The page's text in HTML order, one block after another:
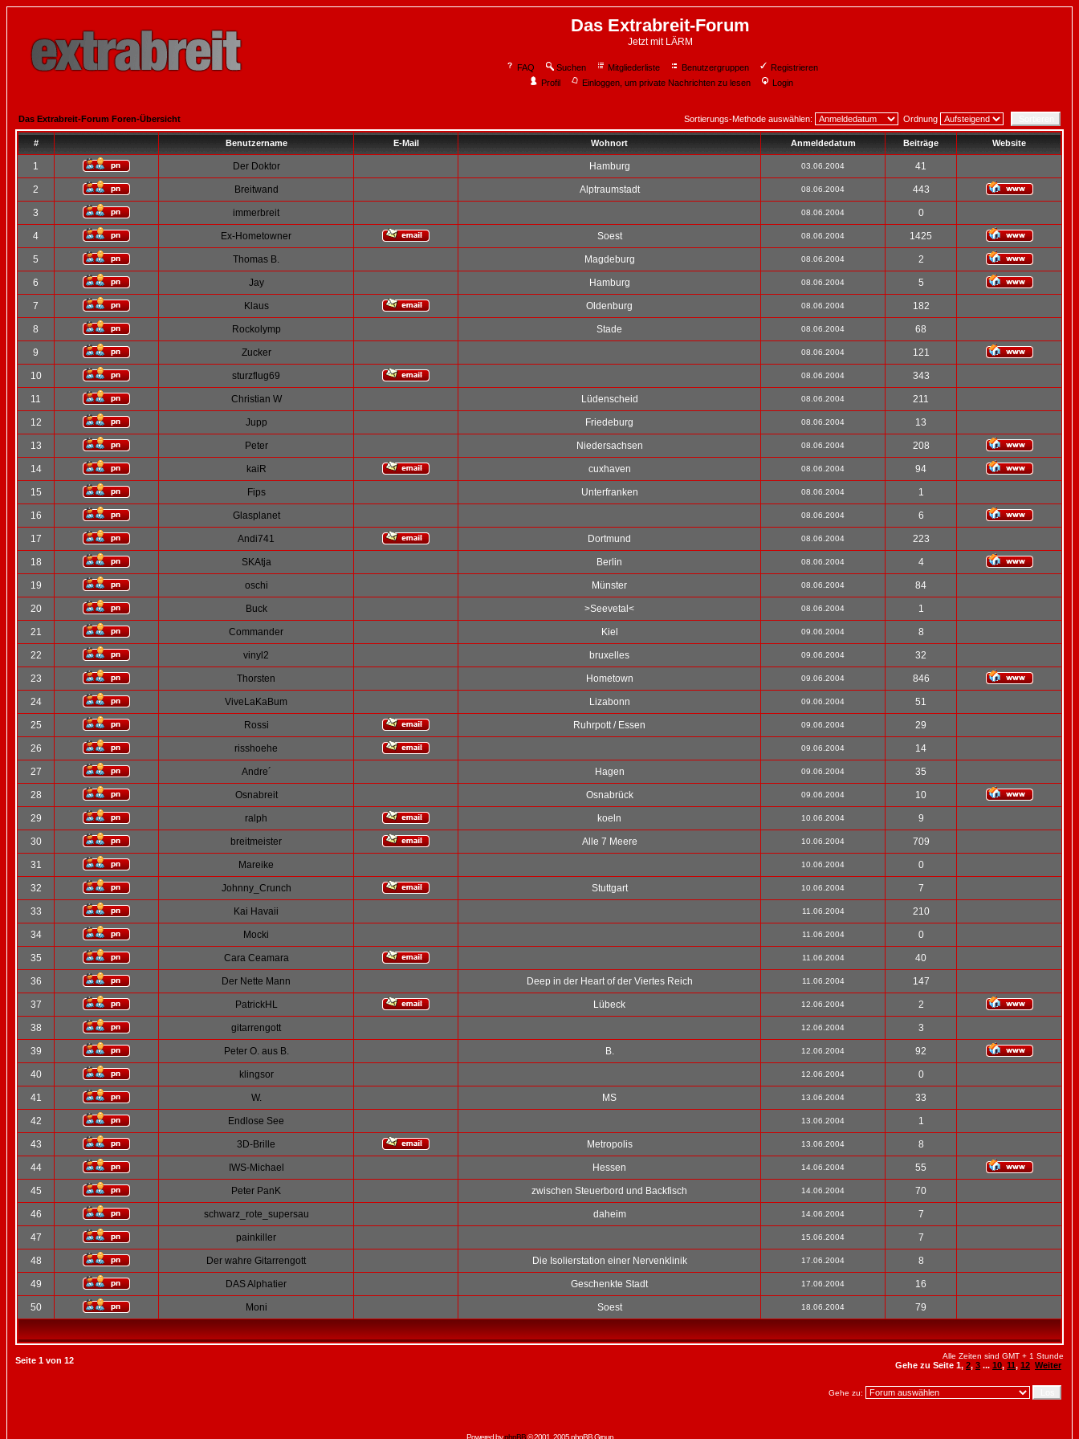
Das Extrabreit-Forum
Jetzt mit LÄRM
FAQ Suchen Mitgliederliste Benutzergruppen
Registrieren
Profil
Einloggen, um private Nachrichten zu lesen Login
Das Extrabreit-Forum Foren-Übersicht Sortierungs-Methode auswählen: Ordnung
# Benutzername E-Mail Wohnort Anmeldedatum Beiträge Website
1 Der Doktor Hamburg 03.06.2004 41
2 Breitwand Alptraumstadt 08.06.2004 443
3 immerbreit 08.06.2004 0
4 Ex-Hometowner Soest 08.06.2004 1425
5 Thomas B. Magdeburg 08.06.2004 2
6 Jay Hamburg 08.06.2004 5
7 Klaus Oldenburg 08.06.2004 182
8 Rockolymp Stade 08.06.2004 68
9 Zucker 08.06.2004 121
10 sturzflug69 08.06.2004 343
11 Christian W Lüdenscheid 08.06.2004 211
12 Jupp Friedeburg 08.06.2004 13
13 Peter Niedersachsen 08.06.2004 208
14 kaiR cuxhaven 08.06.2004 94
15 Fips Unterfranken 08.06.2004 1
16 Glasplanet 08.06.2004 6
17 Andi741 Dortmund 08.06.2004 223
18 SKAtja Berlin 08.06.2004 4
19 oschi Münster 08.06.2004 84
20 Buck >Seevetal< 08.06.2004 1
21 Commander Kiel 09.06.2004 8
22 vinyl2 bruxelles 09.06.2004 32
23 Thorsten Hometown 09.06.2004 846
24 ViveLaKaBum Lizabonn 09.06.2004 51
25 Rossi Ruhrpott / Essen 09.06.2004 29
26 risshoehe 09.06.2004 14
27 Andre´ Hagen 09.06.2004 35
28 Osnabreit Osnabrück 09.06.2004 10
29 ralph koeln 10.06.2004 9
30 breitmeister Alle 7 Meere 10.06.2004 709
31 Mareike 10.06.2004 0
32 Johnny_Crunch Stuttgart 10.06.2004 7
33 Kai Havaii 11.06.2004 210
34 Mocki 11.06.2004 0
35 Cara Ceamara 11.06.2004 40
36 Der Nette Mann Deep in der Heart of der Viertes Reich 11.06.2004 147
37 PatrickHL Lübeck 12.06.2004 2
38 gitarrengott 12.06.2004 3
39 Peter O. aus B. B. 12.06.2004 92
40 klingsor 12.06.2004 0
41 W. MS 13.06.2004 33
42 Endlose See 13.06.2004 1
43 3D-Brille Metropolis 13.06.2004 8
44 IWS-Michael Hessen 14.06.2004 55
45 Peter PanK zwischen Steuerbord und Backfisch 14.06.2004 70
46 schwarz_rote_supersau daheim 14.06.2004 7
47 painkiller 15.06.2004 7
48 Der wahre Gitarrengott Die Isolierstation einer Nervenklinik 17.06.2004 8
49 DAS Alphatier Geschenkte Stadt 17.06.2004 16
50 Moni Soest 18.06.2004 79
Seite 1 von 12 Alle Zeiten sind GMT + 1 Stunde
Gehe zu Seite 1, 2, 3 ... 10, 11, 12 Weiter
Gehe zu:
Powered byphpBB© 2001, 2005 phpBB Group